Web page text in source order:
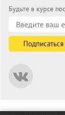
Будьте в курсе